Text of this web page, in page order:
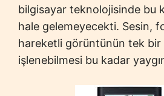
bilgisayar teknolojisinde bu
hale gelemeyecekti. Sesin,
hareketli görüntünün tek
işlenebilmesi bu kadar